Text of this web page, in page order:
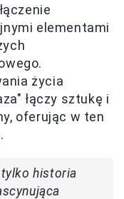
elementami
życia
łączy sztukę i
oferując w ten
historia